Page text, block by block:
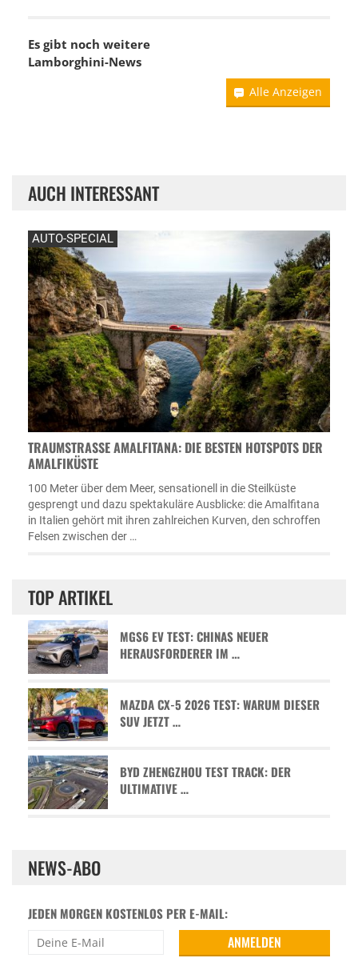
Es gibt noch weitere
Lamborghini-News
Alle Anzeigen
AUCH INTERESSANT
AUTO-SPECIAL
TRAUMSTRASSE AMALFITANA: DIE BESTEN HOTSPOTS DER A
MALFIKÜSTE
100 Meter über dem Meer, sensationell in die Steilküste
gesprengt und dazu spektakuläre Ausblicke: die Amalfitana
in Italien gehört mit ihren zahlreichen Kurven, den schroffen
Felsen zwischen der …
TOP ARTIKEL
MGS6 EV TEST: CHINAS NEUER
HERAUSFORDERER IM …
MAZDA CX-5 2026 TEST: WARUM DIESER
SUV JETZT …
BYD ZHENGZHOU TEST TRACK: DER
ULTIMATIVE …
NEWS-ABO
JEDEN MORGEN KOSTENLOS PER E-MAIL: